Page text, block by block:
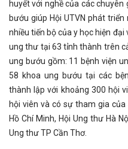
huyết với nghề của các
bướu giúp Hội UTVN phát
nhiều tiến bộ của y học hiện
ung thư tại 63 tỉnh thành trên
ung bướu gồm: 11 bệnh viện
58 khoa ung bướu tại các
thành lập với khoảng 300 hội
hội viên và có sự tham gia
Hồ Chí Minh, Hội Ung thư Hà
Ung thư TP Cần Thơ.